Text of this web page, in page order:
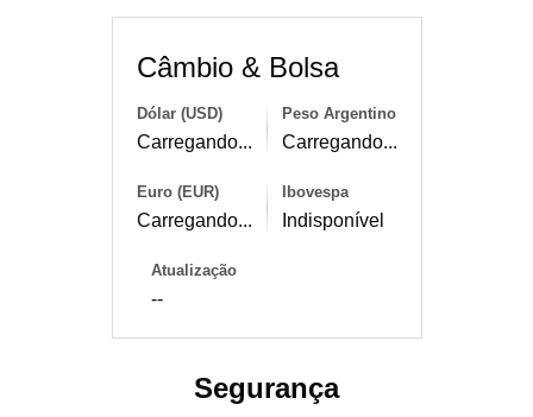
Câmbio & Bolsa
Dólar (USD)
Carregando...
Peso Argentino
Carregando...
Euro (EUR)
Carregando...
Ibovespa
Indisponível
Atualização
--
Segurança